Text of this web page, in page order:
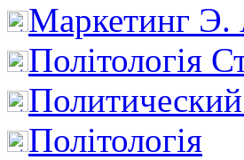
Маркетинг
Політологія
Політологія